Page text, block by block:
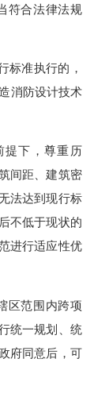
符合法律法规
标准执行的，
消防设计技术
下，尊重历
间距、建筑密
法达到现行标
不低于现状的
进行适应性优
区范围内跨项
统一规划、统
府同意后，可